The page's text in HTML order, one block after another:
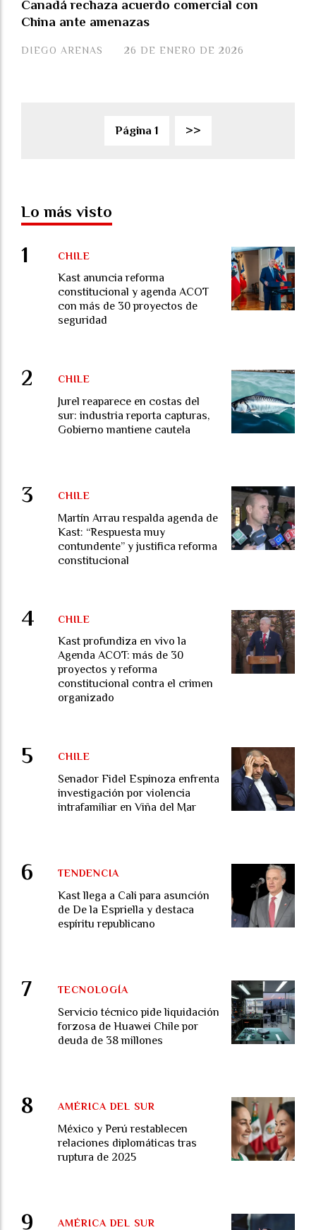
Canadá rechaza acuerdo comercial con
China ante amenazas
DIEGO ARENAS 26 DE ENERO DE 2026
Página 1 >>
Lo más visto
Kast anuncia reforma
constitucional y agenda ACOT
con más de 30 proyectos de
seguridad
CHILE
Jurel reaparece en costas del
sur: industria reporta capturas,
Gobierno mantiene cautela
CHILE
Martín Arrau respalda agenda de
Kast: “Respuesta muy
contundente” y justifica reforma
constitucional
CHILE
Kast profundiza en vivo la
Agenda ACOT: más de 30
proyectos y reforma
constitucional contra el crimen
organizado
CHILE
Senador Fidel Espinoza enfrenta
investigación por violencia
intrafamiliar en Viña del Mar
CHILE
Kast llega a Cali para asunción
de De la Espriella y destaca
espíritu republicano
TENDENCIA
Servicio técnico pide liquidación
forzosa de Huawei Chile por
deuda de 38 millones
TECNOLOGÍA
México y Perú restablecen
relaciones diplomáticas tras
ruptura de 2025
AMÉRICA DEL SUR
AMÉRICA DEL SUR